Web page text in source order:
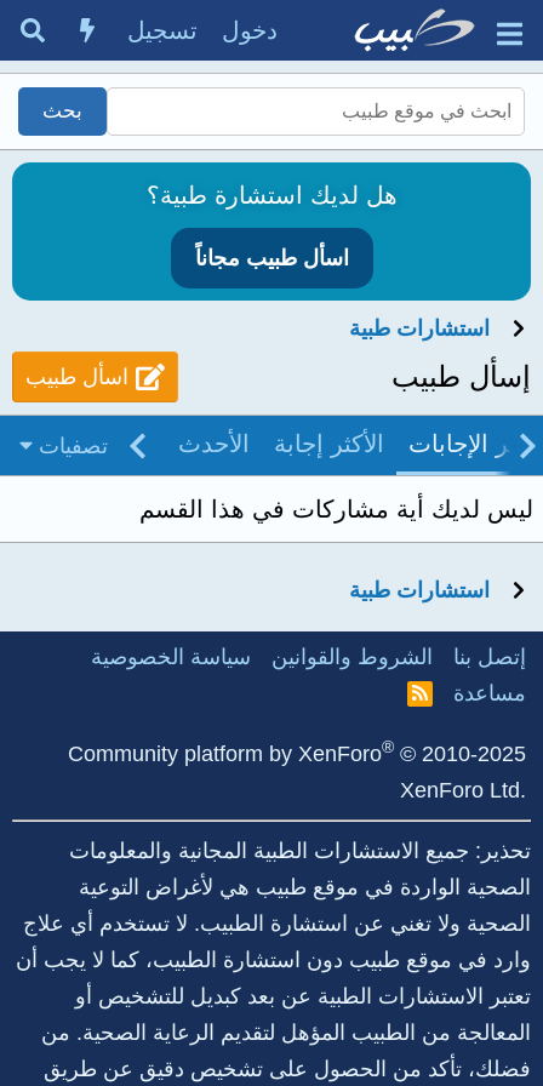
دخول تسجيل
هل لديك استشارة طبية؟
اسأل طبيب مجاناً
استشارات طبية
إسأل طبيب اسأل طبيب
آخر الإجابات الأكثر إجابة الأحدث غير مجاب
تصفيات
ليس لديك أية مشاركات في هذا القسم
استشارات طبية
إتصل بنا الشروط والقوانين
سياسة الخصوصية
مساعدة
R
Community platform by XenForo® © 2010-2025
XenForo Ltd.
تحذير: جميع الاستشارات الطبية المجانية والمعلومات
الصحية الواردة في موقع طبيب هي لأغراض التوعية
الصحية ولا تغني عن استشارة الطبيب. لا تستخدم أي علاج
وارد في موقع طبيب دون استشارة الطبيب، كما لا يجب أن
تعتبر الاستشارات الطبية عن بعد كبديل للتشخيص أو
المعالجة من الطبيب المؤهل لتقديم الرعاية الصحية. من
فضلك، تأكد من الحصول على تشخيص دقيق عن طريق